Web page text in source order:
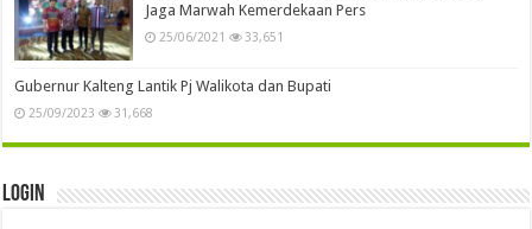
Jaga Marwah Kemerdekaan Pers
25/06/2021 33,651
Gubernur Kalteng Lantik Pj Walikota dan Bupati
25/09/2023 31,668
Login